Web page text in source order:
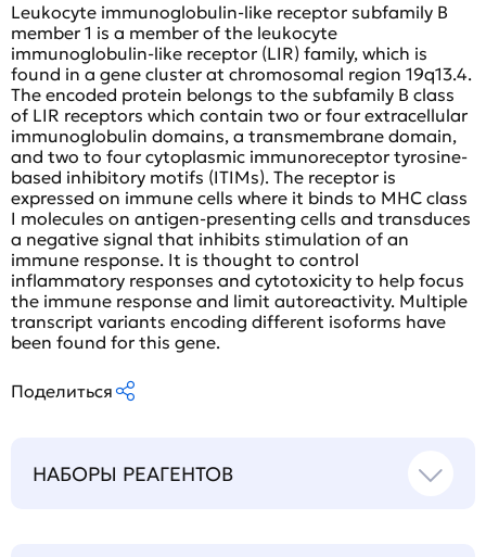
Leukocyte immunoglobulin-like receptor subfamily B
member 1 is a member of the leukocyte
immunoglobulin-like receptor (LIR) family, which is
found in a gene cluster at chromosomal region 19q13.4.
The encoded protein belongs to the subfamily B class
of LIR receptors which contain two or four extracellular
immunoglobulin domains, a transmembrane domain,
and two to four cytoplasmic immunoreceptor tyrosine-
based inhibitory motifs (ITIMs). The receptor is
expressed on immune cells where it binds to MHC class
I molecules on antigen-presenting cells and transduces
a negative signal that inhibits stimulation of an
immune response. It is thought to control
inflammatory responses and cytotoxicity to help focus
the immune response and limit autoreactivity. Multiple
transcript variants encoding different isoforms have
been found for this gene.
Поделиться
НАБОРЫ РЕАГЕНТОВ